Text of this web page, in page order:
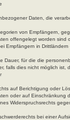
Daten, die
von Empfängern,
offengelegt worden sind
Empfängern in
Dauer, für die die
falls dies nicht möglich ist,
auf Berichtigung oder
oder auf Einschränkung
Widerspruchsrechts
bei einer